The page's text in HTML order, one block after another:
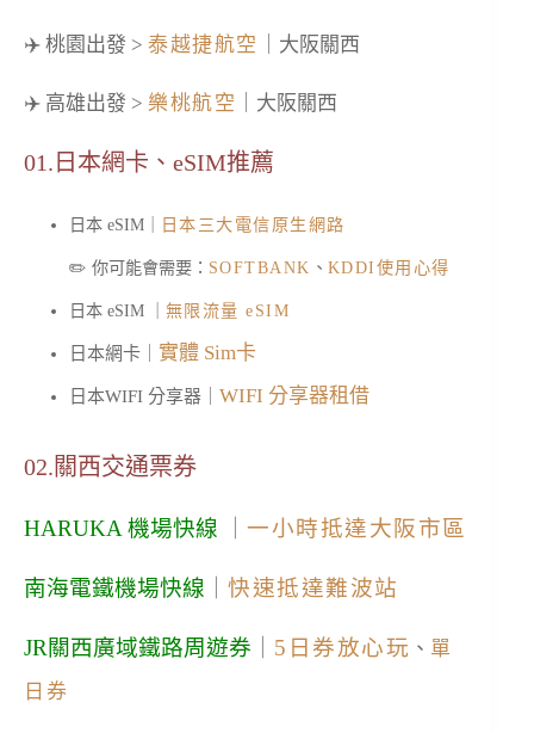
✈️ 桃園出發 > 泰越捷航空 ｜大阪關西
✈️ 高雄出發 > 樂桃航空 ｜大阪關西
01.日本網卡、eSIM推薦
日本 eSIM｜ 日本三大電信原生網路
✏️ 你可能會需要： SOFTBANK 、 KDDI使用心得
日本 eSIM ｜ 無限流量 eSIM
日本網卡｜ 實體 Sim卡
日本WIFI 分享器｜ WIFI 分享器租借
02.關西交通票券
HARUKA 機場快線 一小時抵達大阪市區
南海電鐵機場快線 快速抵達難波站
JR關西廣域鐵路周遊券 5日券放心玩 、 單
日券